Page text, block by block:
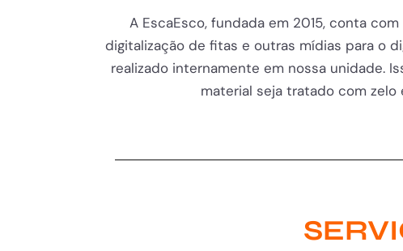
A EscaEsco, fundada em 2015, conta
digitalização de fitas e outras mídias para o
realizado internamente em nossa unidade.
material seja tratado com zelo